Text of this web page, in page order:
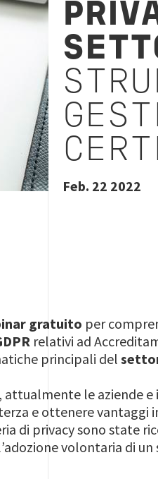
Feb. 22 2022
gratuito per
relativi ad
principali del
le aziende
e ottenere vantaggi
di privacy sono state
volontaria di